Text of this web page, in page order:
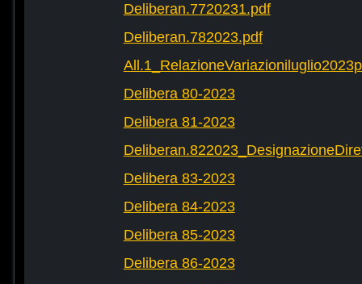
Deliberan.7720231.pdf
Deliberan.782023.pdf
Delibera 80-2023
Delibera 81-2023
Delibera 83-2023
Delibera 84-2023
Delibera 85-2023
Delibera 86-2023